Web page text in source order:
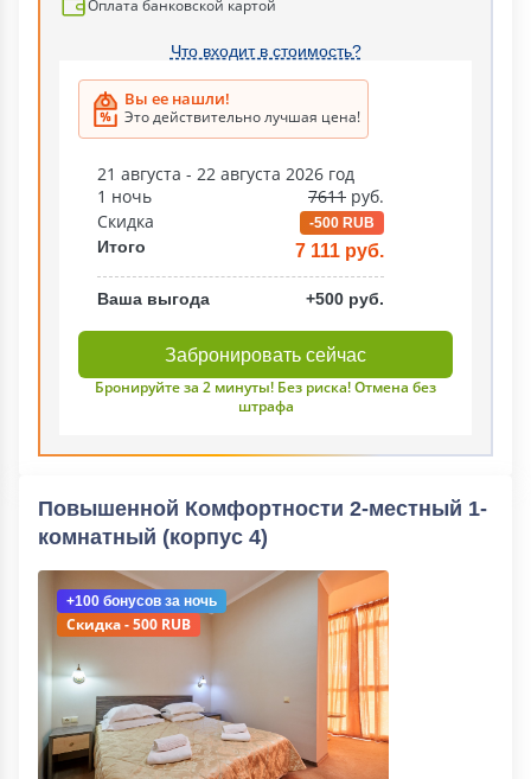
Оплата банковской картой
Что входит в стоимость?
Вы ее нашли!
Это действительно лучшая цена!
21 августа - 22 августа 2026 год
1 ночь
7611 руб.
Скидка
-500 RUB
Итого 7 111 руб.
Ваша выгода +500 руб.
Забронировать сейчас
Бронируйте за 2 минуты! Без риска! Отмена без
штрафа
Повышенной Комфортности 2-местный 1-
комнатный (корпус 4)
+100 бонусов за ночь
Скидка - 500 RUB